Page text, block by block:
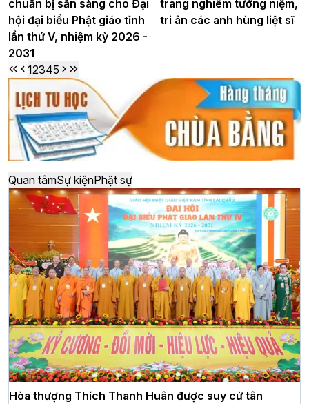
chuẩn bị sẵn sàng cho Đại
hội đại biểu Phật giáo tỉnh
lần thứ V, nhiệm kỳ 2026 -
2031
trang nghiêm tưởng niệm,
tri ân các anh hùng liệt sĩ
12345
Quan tâmSự kiệnPhật sự
Hòa thượng Thích Thanh Huân được suy cử tân